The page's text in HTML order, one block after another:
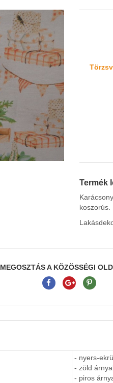
Termék
koszorús.
MEGOSZTÁS A KÖZÖSSÉGI
- nyers-ekrü
- zöld
- piros